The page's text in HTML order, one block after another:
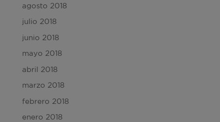
agosto 2018
julio 2018
junio 2018
mayo 2018
abril 2018
marzo 2018
febrero 2018
enero 2018